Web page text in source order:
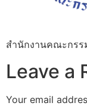
สำนักงานคณะกรร
Leave a
Your email